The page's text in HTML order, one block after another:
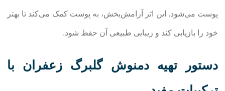
پوست می‌شود. این اثر آرامش‌بخش، به پوست کمک می‌کند تا بهتر
خود را بازیابی کند و زیبایی طبیعی آن حفظ شود.
دستور تهیه دمنوش گلبرگ زعفران با